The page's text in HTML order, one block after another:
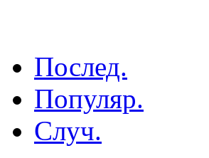
Послед.
Популяр.
Случ.